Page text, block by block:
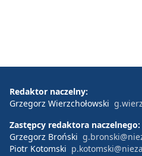
Redaktor naczelny:
Grzegorz Wierzchołowski
Zastępcy redaktora naczelnego:
Grzegorz Broński
Piotr Kotomski